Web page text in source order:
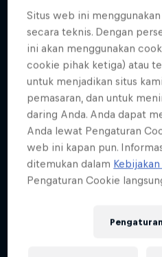
Situs web ini
secara teknis. Dengan
ini akan menggunakan
cookie pihak ketiga) atau
untuk menjadikan situs
pemasaran, dan untuk
daring Anda. Anda dapat
Anda lewat Pengaturan
web ini kapan pun.
ditemukan dalam
Pengaturan Cookie